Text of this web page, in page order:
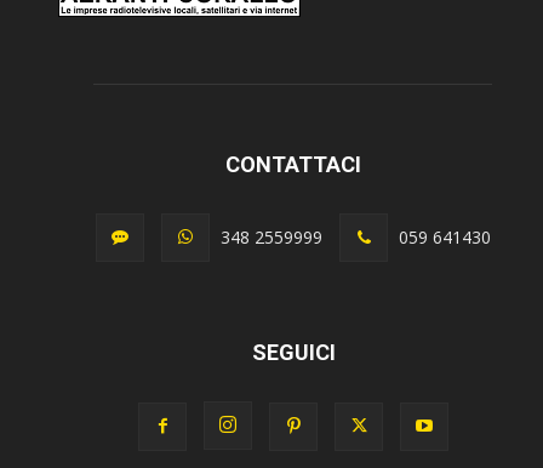
CONTATTACI
348 2559999 059 641430
SEGUICI